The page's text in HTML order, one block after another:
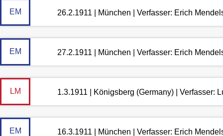
EM 26.2.1911 | München | Verfasser: Erich
EM 27.2.1911 | München | Verfasser: Erich
LM 1.3.1911 | Königsberg (Germany) | Verfasser:
EM 16.3.1911 | München | Verfasser: Erich